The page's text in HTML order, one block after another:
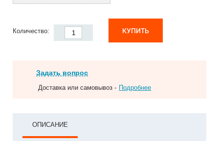
Количество: КУПИТЬ
Задать вопрос
Доставка или самовывоз - Подробнее
ОПИСАНИЕ